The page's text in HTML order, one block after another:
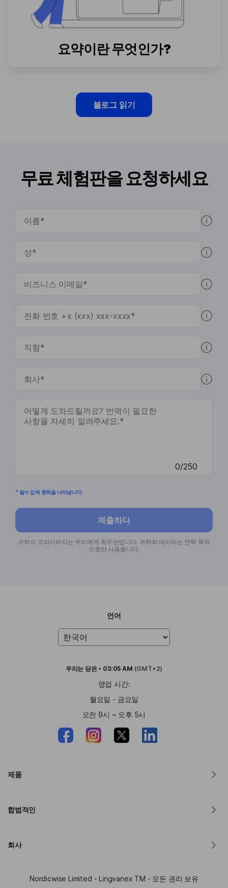
요약이란 무엇인가?
블로그 읽기
무료 체험판을 요청하세요
0/250
* 필수 입력 항목을 나타냅니다
제출하다
귀하의 프라이버시는 우리에게 최우선입니다. 귀하의 데이터는 연락 목적
으로만 사용됩니다.
언어
우리는 닫은 • 03:05 AM (GMT+2)
영업 시간:
월요일 - 금요일
오전 9시 ~ 오후 5시
제품
Edge용 번역기
합법적인
제휴 프로그램 신청 양식
회사
보도자료
Nordicwise Limited - Lingvanex TM - 모든 권리 보유